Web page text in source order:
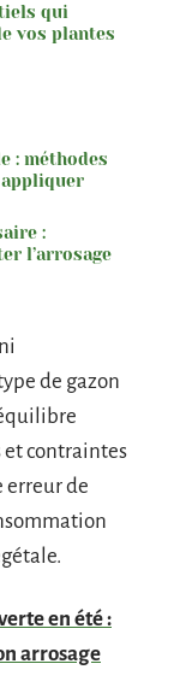
qui
vos plantes
: méthodes
:
l’arrosage
de gazon
et contraintes
erreur de
en été :
arrosage